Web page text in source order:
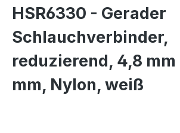
HSR6330 - Gerader
Schlauchverbinder,
reduzierend, 4,8
mm, Nylon, weiß